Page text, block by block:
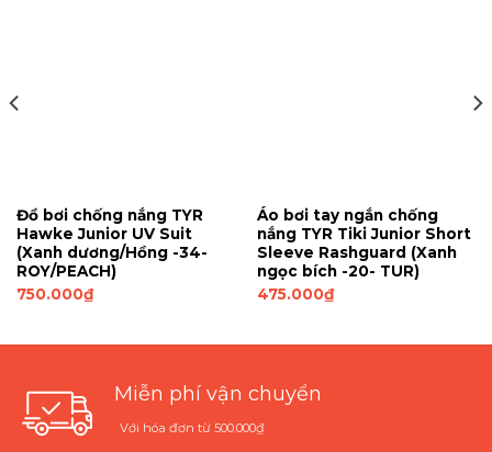
Đồ bơi chống nắng TYR
Hawke Junior UV Suit
(Xanh dương/Hồng -34-
ROY/PEACH)
750.000₫
Áo bơi tay ngắn chống
nắng TYR Tiki Junior Short
Sleeve Rashguard (Xanh
ngọc bích -20- TUR)
475.000₫
Miễn phí vận chuyển
Với hóa đơn từ 500.000₫